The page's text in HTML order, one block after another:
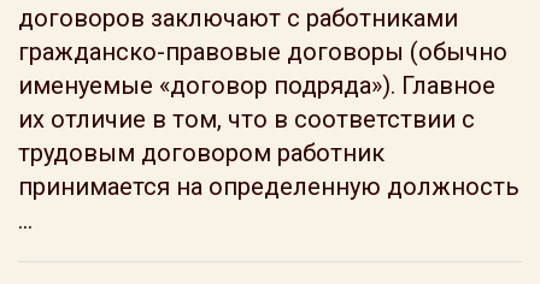
договоров заключают с работниками
гражданско-правовые договоры (обычно
именуемые «договор подряда»). Главное
их отличие в том, что в соответствии с
трудовым договором работник
принимается на определенную должность
...